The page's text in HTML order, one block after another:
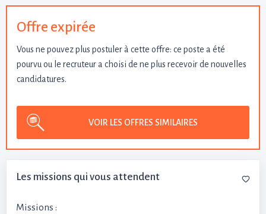
Offre expirée
Vous ne pouvez plus postuler à cette offre: ce poste a été
pourvu ou le recruteur a choisi de ne plus recevoir de nouvelles
candidatures.
VOIR LES OFFRES SIMILAIRES
Les missions qui vous attendent
Missions :